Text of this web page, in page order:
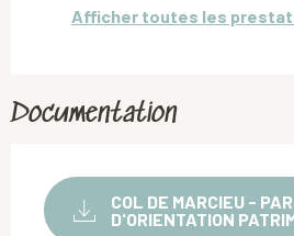
Afficher toutes les
Documentation
COL DE MARCIEU -
D'ORIENTATION